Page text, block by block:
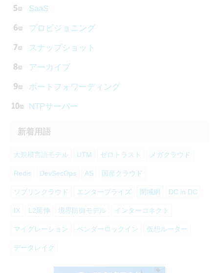
SaaS
プロビジョニング
スナップショット
アーカイブ
ポートフォワーディング
NTPサーバー
新着用語
大規模言語モデル UTM ゼロトラスト メガクラウド
Redis DevSecOps AS 国産クラウド
ソブリンクラウド エンタープライズ 閉域網 DC in DC
IX L2延伸 境界防御モデル インターコネクト
マイグレーション ベンダーロックイン 仮想ルーター
データレイク